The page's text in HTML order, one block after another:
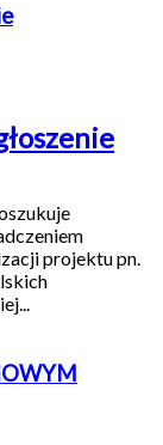
projektu pn.